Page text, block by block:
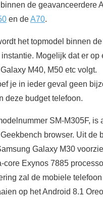
de geavanceerdere
en deA70.
het topmodel binnen
Mogelijk dat er op
M40, M50 etc volgt.
je in ieder geval geen
deze budget telefoon.
SM-M305F, is
browser. Uit de
Galaxy M30
core Exynos 7885
zal de mobiele telefoon
op het Android 8.1 Oreo